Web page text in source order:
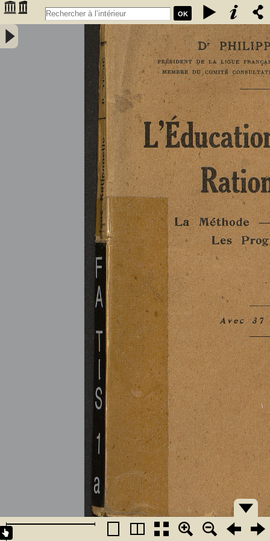
OK
L'éducation physique rationnelle : la méthode, les maîtres, les
programmes : ouvrage illustré de 37 figures - Tissié, Philippe (1852-